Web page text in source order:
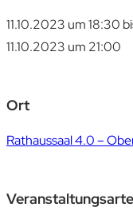
11.10.2023 um 18:30
11.10.2023 um 21:00
Ort
Rathaussaal 4.0 –